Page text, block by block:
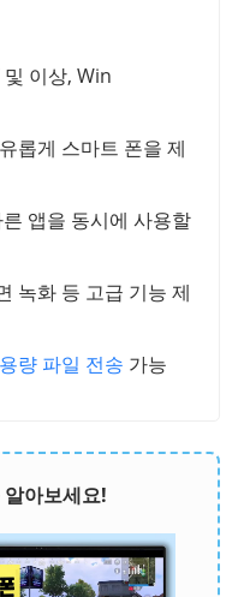
이상, Win
롭게 스마트 폰을 제
앱을 동시에 사용할
녹화 등 고급 기능 제
량 파일 전송 가능
아보세요!